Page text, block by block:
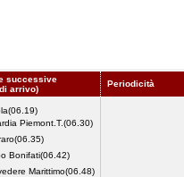
successive
arrivo)
Periodicità
Piemont.T.(06.30)
Bonifati(06.42)
Marittimo(06.48)